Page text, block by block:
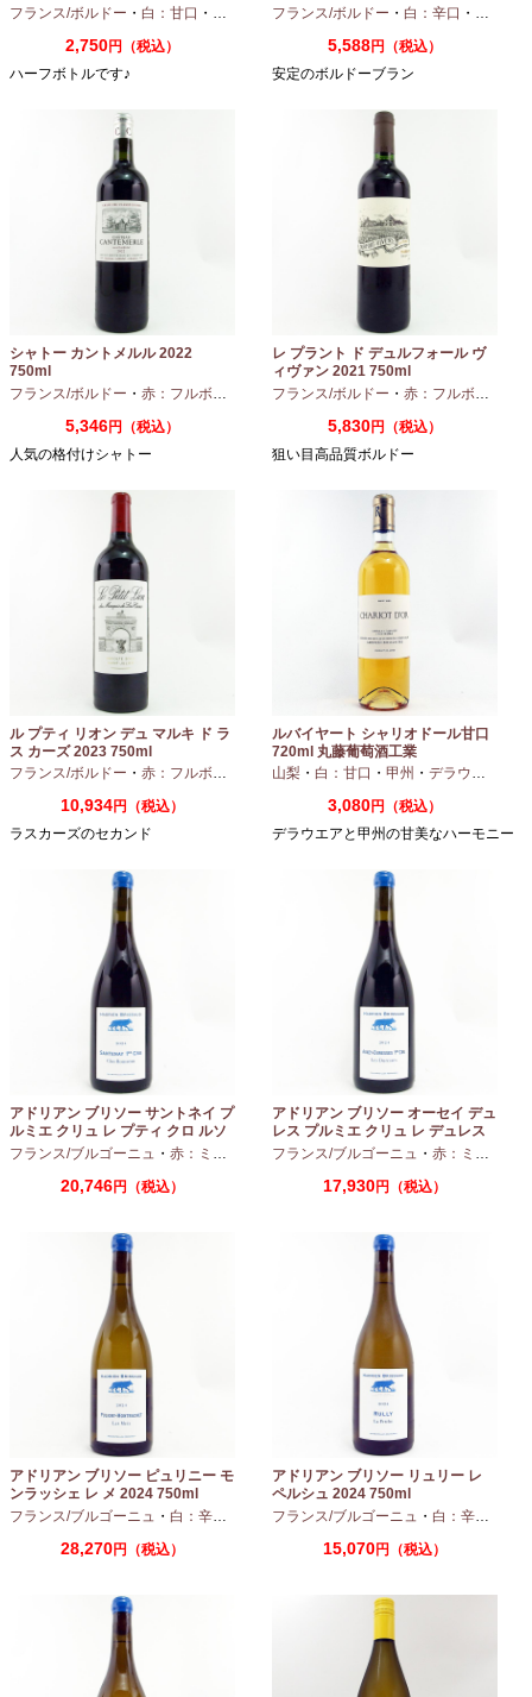
フランス/ボルドー ・ 白：甘口 ・ セミヨン ・ソーヴィニオンブラン
2,750円（税込）
ハーフボトルです♪
フランス/ボルドー ・ 白：辛口 ・ セミヨン
5,588円（税込）
安定のボルドーブラン
シャトー カントメルル 2022
750ml
フランス/ボルドー ・ 赤：フルボディ カベルネ・カベルネフラン ・プティヴェル
5,346円（税込）
人気の格付けシャトー
レ プラント ド デュルフォール ヴ
ィヴァン 2021 750ml
フランス/ボルドー ・ 赤：フルボディ
5,830円（税込）
狙い目高品質ボルドー
ル プティ リオン デュ マルキ ド ラ
ス カーズ 2023 750ml
フランス/ボルドー ・ 赤：フルボディ
10,934円（税込）
ラスカーズのセカンド
ルバイヤート シャリオドール甘口
720ml 丸藤葡萄酒工業
山梨 ・ 白：甘口 ・ 甲州 ・ デラウエア
3,080円（税込）
デラウエアと甲州の甘美なハーモニー
アドリアン ブリソー サントネイ プ
ルミエ クリュ レ プティ クロ ルソ
ー 2024 750ml
フランス/ブルゴーニュ ・ 赤：ミディアムボディ ・ピノノワール
20,746円（税込）
アドリアン ブリソー オーセイ デュ
レス プルミエ クリュ レ デュレス
2024 750ml
フランス/ブルゴーニュ ・ 赤：ミディアムボディ
17,930円（税込）
アドリアン ブリソー ピュリニー モ
ンラッシェ レ メ 2024 750ml
フランス/ブルゴーニュ ・ 白：辛口 シャルドネ
28,270円（税込）
アドリアン ブリソー リュリー レ
ペルシュ 2024 750ml
フランス/ブルゴーニュ ・ 白：辛口
15,070円（税込）